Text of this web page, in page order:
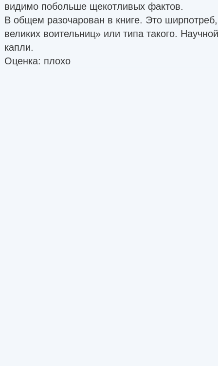
видимо побольше щекотливых фактов.
В общем разочарован в книге. Это
великих воительниц» или типа такого.
капли.
Оценка: плохо